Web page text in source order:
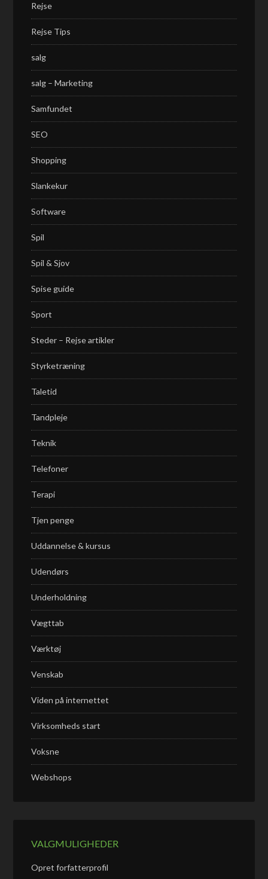
Rejse
Rejse Tips
salg
salg – Marketing
Samfundet
SEO
Shopping
Slankekur
Software
Spil
Spil & Sjov
Spise guide
Sport
Steder – Rejse artikler
Styrketræning
Taletid
Tandpleje
Teknik
Telefoner
Terapi
Tjen penge
Uddannelse & kursus
Udendørs
Underholdning
Vægttab
Værktøj
Venskab
Viden på internettet
Virksomheds start
Voksne
Webshops
VALGMULIGHEDER
Opret forfatterprofil